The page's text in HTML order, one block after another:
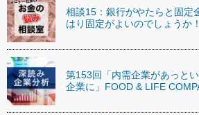
相談15：銀行がやたらと固定
はり固定がよいのでしょうか！
第153回「内需企業があっと
企業に」FOOD & LIFE